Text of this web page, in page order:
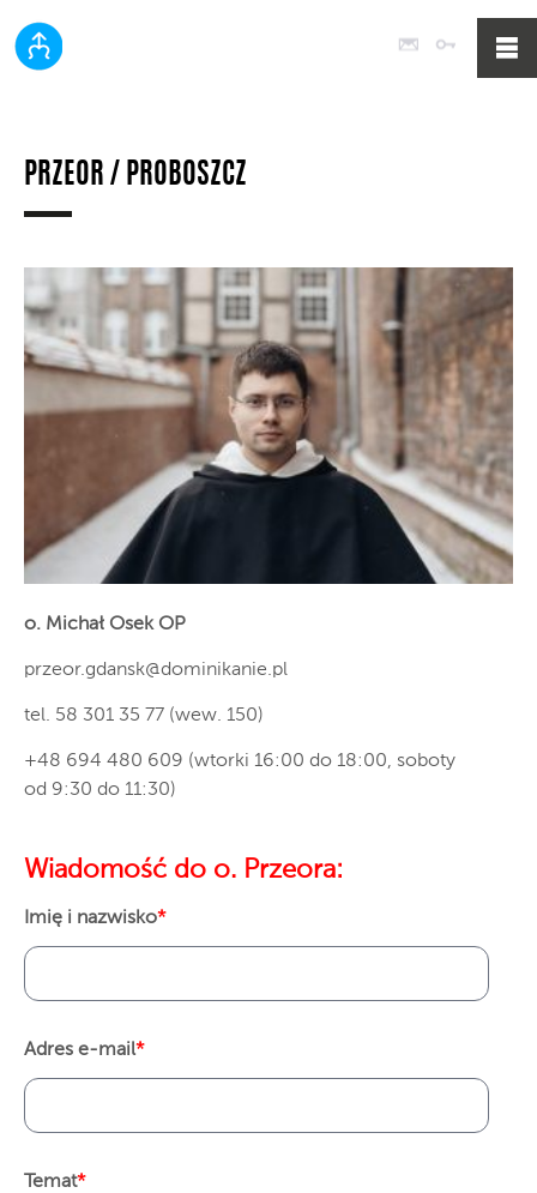
Poczta
PRZEOR / PROBOSZCZ
o. Michał Osek OP
przeor.gdansk@dominikanie.pl
tel. 58 301 35 77 (wew. 150)
+48 694 480 609 (wtorki 16:00 do 18:00, soboty
od 9:30 do 11:30)
Wiadomość do o. Przeora:
Imię i nazwisko*
Adres e-mail*
Temat*